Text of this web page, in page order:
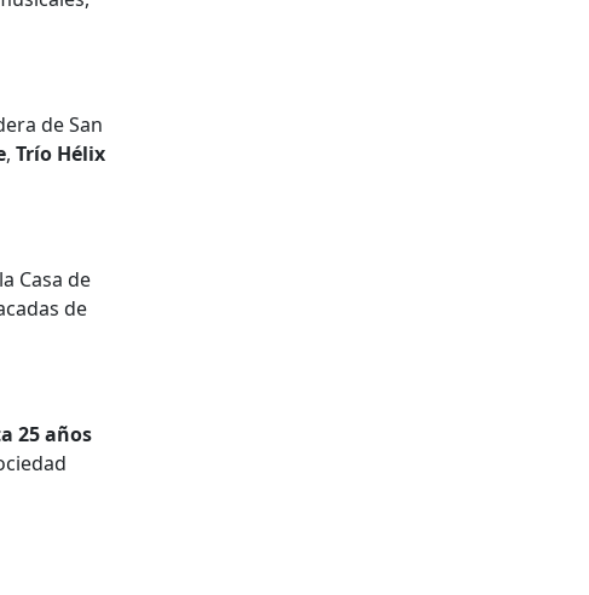
de San
, Trío Hélix
Casa de
de
25 años